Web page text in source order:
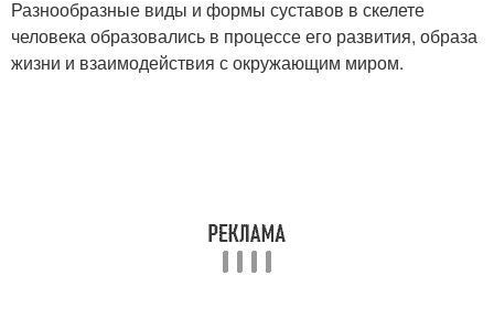
Разнообразные виды и формы суставов в скелете
человека образовались в процессе его развития, образа
жизни и взаимодействия с окружающим миром.